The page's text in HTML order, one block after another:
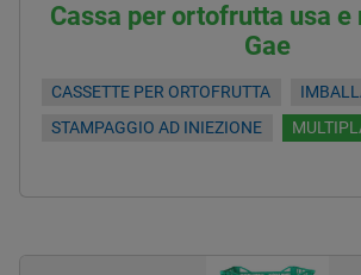
Cassa per ortofrutta usa e
Gae
CASSETTE PER ORTOFRUTTA
STAMPAGGIO AD INIEZIONE